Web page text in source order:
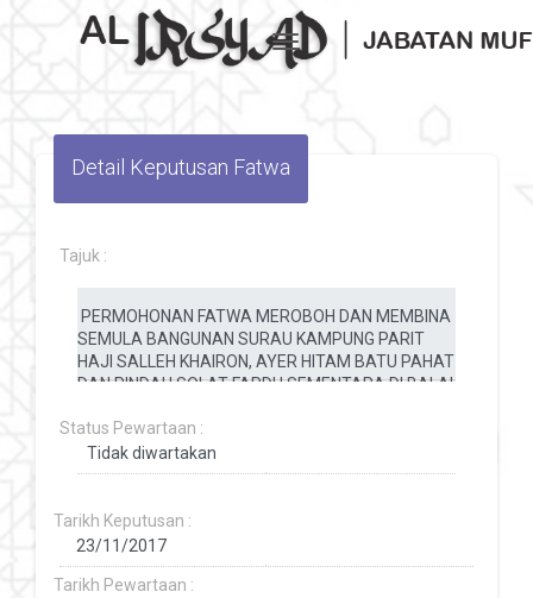
Toggle navigation
Detail Keputusan Fatwa
Tajuk :
Status Pewartaan :
Tarikh Keputusan :
Tarikh Pewartaan :